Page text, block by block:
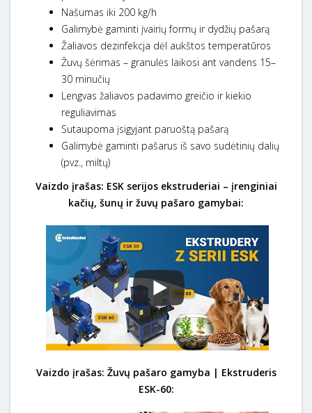
Našumas iki 200 kg/h
Galimybė gaminti įvairių formų ir dydžių pašarą
Žaliavos dezinfekcja dėl aukštos temperatūros
Žuvų šėrimas – granulės laikosi ant vandens 15–
30 minučių
Lengvas žaliavos padavimo greičio ir kiekio
reguliavimas
Sutaupoma įsigyjant paruoštą pašarą
Galimybė gaminti pašarus iš savo sudėtinių dalių
(pvz., miltų)
Vaizdo įrašas: ESK serijos ekstruderiai – įrenginiai
kačių, šunų ir žuvų pašaro gamybai:
Vaizdo įrašas: Žuvų pašaro gamyba | Ekstruderis
ESK-60: